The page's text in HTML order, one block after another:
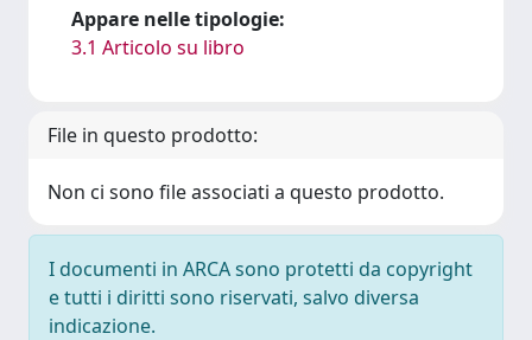
Appare nelle tipologie:
3.1 Articolo su libro
File in questo prodotto:
Non ci sono file associati a questo prodotto.
I documenti in ARCA sono protetti da copyright
e tutti i diritti sono riservati, salvo diversa
indicazione.